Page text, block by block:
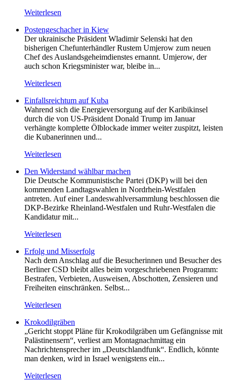
Weiterlesen
Postengeschacher in Kiew
Der ukrainische Präsident Wladimir Selenski hat den
bisherigen Chefunterhändler Rustem Umjerow zum neuen
Chef des Auslandsgeheimdienstes ernannt. Umjerow, der
auch schon Kriegsminister war, bleibe in...
Weiterlesen
Einfallsreichtum auf Kuba
Wahrend sich die Energieversorgung auf der Karibikinsel
durch die von US-Präsident Donald Trump im Januar
verhängte komplette Ölblockade immer weiter zuspitzt, leisten
die Kubanerinnen und...
Weiterlesen
Den Widerstand wählbar machen
Die Deutsche Kommunistische Partei (DKP) will bei den
kommenden Landtagswahlen in Nordrhein-Westfalen
antreten. Auf einer Landeswahlversammlung beschlossen die
DKP-Bezirke Rheinland-Westfalen und Ruhr-Westfalen die
Kandidatur mit...
Weiterlesen
Erfolg und Misserfolg
Nach dem Anschlag auf die Besucherinnen und Besucher des
Berliner CSD bleibt alles beim vorgeschriebenen Programm:
Bestrafen, Verbieten, Ausweisen, Abschotten, Zensieren und
Freiheiten einschränken. Selbst...
Weiterlesen
Krokodilgräben
„Gericht stoppt Pläne für Krokodilgräben um Gefängnisse mit
Palästinensern“, verliest am Montagnachmittag ein
Nachrichtensprecher im „Deutschlandfunk“. Endlich, könnte
man denken, wird in Israel wenigstens ein...
Weiterlesen